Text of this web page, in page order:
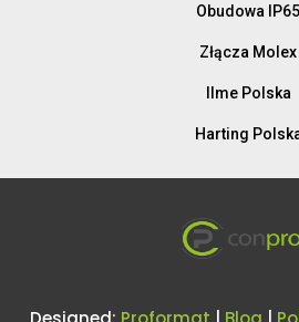
Obudowa IP65
Złącza Molex
Ilme Polska
Harting